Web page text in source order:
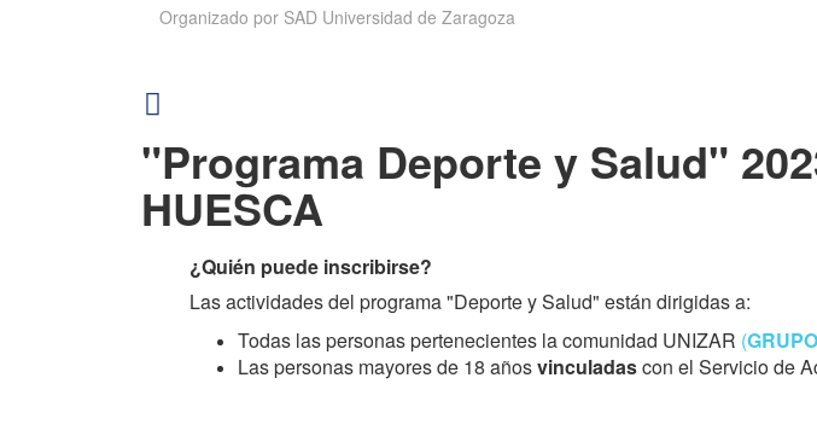
Organizado por SAD Universidad de Zaragoza
"Programa Deporte y Salud"
HUESCA
¿Quién puede inscribirse?
Las actividades del programa "Deporte y Salud" están dirigidas a:
Todas las personas pertenecientes la comunidad UNIZAR (
Las personas mayores de 18 añosvinculadascon el Servicio de